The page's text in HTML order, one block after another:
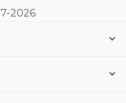
2026